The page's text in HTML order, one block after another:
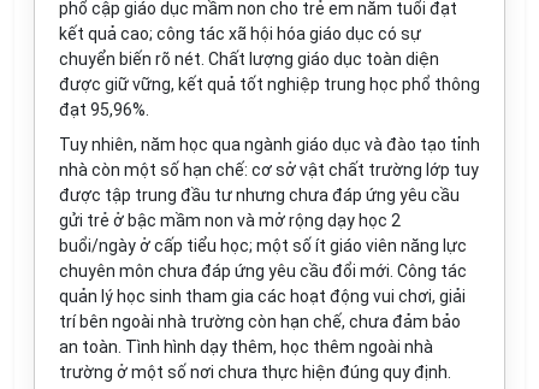
phổ cập giáo dục mầm non cho trẻ em năm tuổi đạt
kết quả cao; công tác xã hội hóa giáo dục có sự
chuyển biến rõ nét. Chất lượng giáo dục toàn diện
được giữ vững, kết quả tốt nghiệp trung học phổ thông
đạt 95,96%.
Tuy nhiên, năm học qua ngành giáo dục và đào tạo tỉnh
nhà còn một số hạn chế: cơ sở vật chất trường lớp tuy
được tập trung đầu tư nhưng chưa đáp ứng yêu cầu
gửi trẻ ở bậc mầm non và mở rộng dạy học 2
buổi/ngày ở cấp tiểu học; một số ít giáo viên năng lực
chuyên môn chưa đáp ứng yêu cầu đổi mới. Công tác
quản lý học sinh tham gia các hoạt động vui chơi, giải
trí bên ngoài nhà trường còn hạn chế, chưa đảm bảo
an toàn. Tình hình dạy thêm, học thêm ngoài nhà
trường ở một số nơi chưa thực hiện đúng quy định.